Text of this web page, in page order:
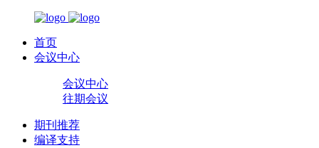
首页
会议中心
会议中心
往期会议
期刊推荐
编译支持